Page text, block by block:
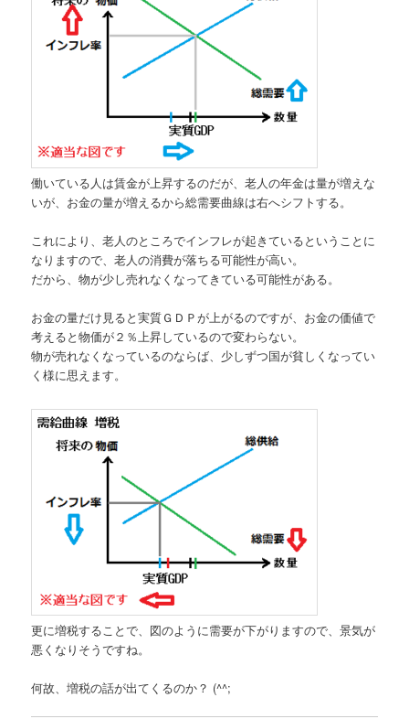
働いている人は賃金が上昇するのだが、老人の年金は量が増えな
いが、お金の量が増えるから総需要曲線は右へシフトする。
これにより、老人のところでインフレが起きているということに
なりますので、老人の消費が落ちる可能性が高い。
だから、物が少し売れなくなってきている可能性がある。
お金の量だけ見ると実質ＧＤＰが上がるのですが、お金の価値で
考えると物価が２％上昇しているので変わらない。
物が売れなくなっているのならば、少しずつ国が貧しくなってい
く様に思えます。
更に増税することで、図のように需要が下がりますので、景気が
悪くなりそうですね。
何故、増税の話が出てくるのか？ (^^;